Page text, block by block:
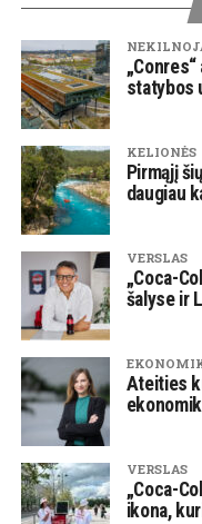
statybos
KELIONĖS
Pirmąjį
daugiau
VERSLAS
„Coca-
šalyse ir
Ateities
VERSLAS
„Coca-
ikona,